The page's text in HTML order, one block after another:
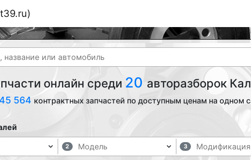
онлайн среди 20 авторазборок
564 контрактных запчастей по доступным ценам на одном
2 3